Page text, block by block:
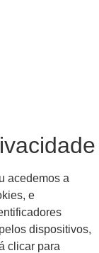
acedemos a
e
dispositivos,
clicar para